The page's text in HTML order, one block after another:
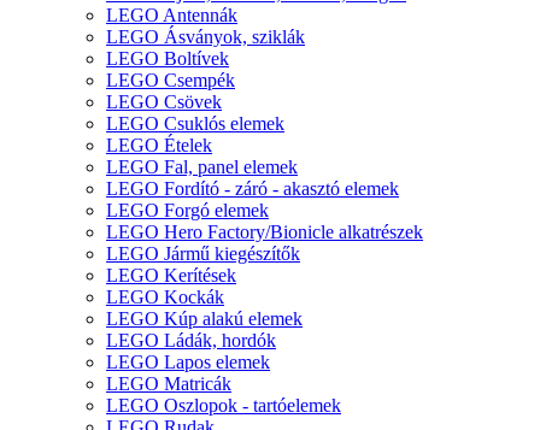
LEGO Antennák
LEGO Ásványok, sziklák
LEGO Boltívek
LEGO Csempék
LEGO Csövek
LEGO Csuklós elemek
LEGO Ételek
LEGO Fal, panel elemek
LEGO Fordító - záró - akasztó elemek
LEGO Forgó elemek
LEGO Hero Factory/Bionicle alkatrészek
LEGO Jármű kiegészítők
LEGO Kerítések
LEGO Kockák
LEGO Kúp alakú elemek
LEGO Ládák, hordók
LEGO Lapos elemek
LEGO Matricák
LEGO Oszlopok - tartóelemek